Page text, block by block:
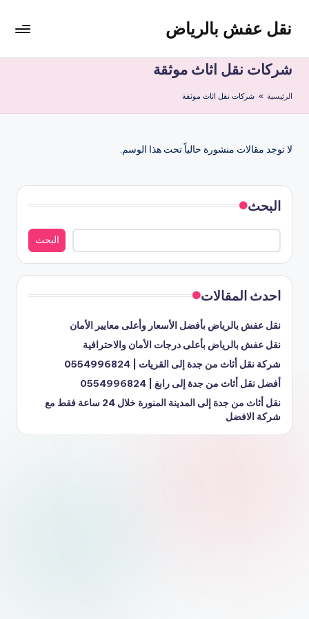
التجاوز
المحتوى
نقل عفش بالرياض
نقل
عفش
وتخزين
بالرياض
ريال
شركات نقل اثاث موثقة
الرئيسية » شركات نقل اثاث موثقة
لا توجد مقالات منشورة حالياً تحت هذا الوسم.
البحث
البحث
احدث المقالات
نقل عفش بالرياض بأفضل الأسعار وأعلى معايير الأمان
نقل عفش بالرياض بأعلى درجات الأمان والاحترافية
شركة نقل أثاث من جدة إلى القريات | 0554996824
أفضل نقل أثاث من جدة إلى رابغ | 0554996824
نقل أثاث من جدة إلى المدينة المنورة خلال 24 ساعة فقط مع
شركة الافضل